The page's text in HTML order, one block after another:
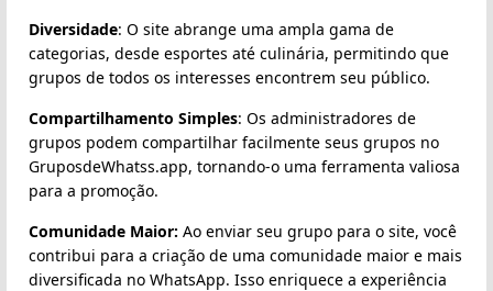
Diversidade: O site abrange uma ampla gama de
categorias, desde esportes até culinária, permitindo que
grupos de todos os interesses encontrem seu público.
Compartilhamento Simples: Os administradores de
grupos podem compartilhar facilmente seus grupos no
GruposdeWhatss.app, tornando-o uma ferramenta valiosa
para a promoção.
Comunidade Maior: Ao enviar seu grupo para o site, você
contribui para a criação de uma comunidade maior e mais
diversificada no WhatsApp. Isso enriquece a experiência